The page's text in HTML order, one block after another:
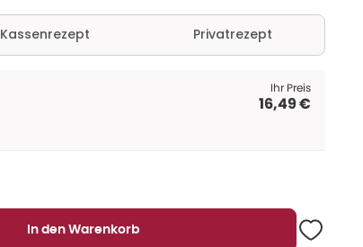
Kassenrezept Privatrezept
Ihr Preis
16,49 €
In den Warenkorb